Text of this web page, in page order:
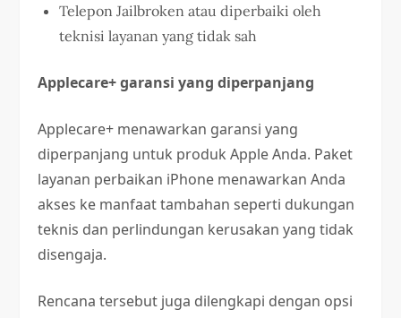
Telepon Jailbroken atau diperbaiki oleh
teknisi layanan yang tidak sah
Applecare+ garansi yang diperpanjang
Applecare+ menawarkan garansi yang
diperpanjang untuk produk Apple Anda. Paket
layanan perbaikan iPhone menawarkan Anda
akses ke manfaat tambahan seperti dukungan
teknis dan perlindungan kerusakan yang tidak
disengaja.
Rencana tersebut juga dilengkapi dengan opsi